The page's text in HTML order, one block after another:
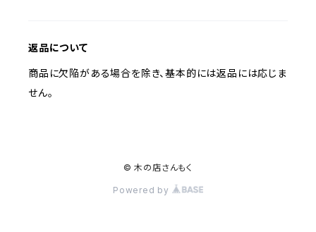
返品について
商品に欠陥がある場合を除き、基本的には返品には応じま
せん。
© 木の店さんもく
Powered by